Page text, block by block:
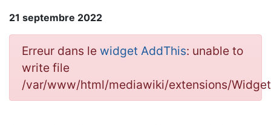
21 septembre 2022
Erreur dans le widget AddThis: unable to
write file
/var/www/html/mediawiki/extensions/